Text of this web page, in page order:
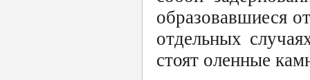
образовавшиеся
отдельных
стоят оленные